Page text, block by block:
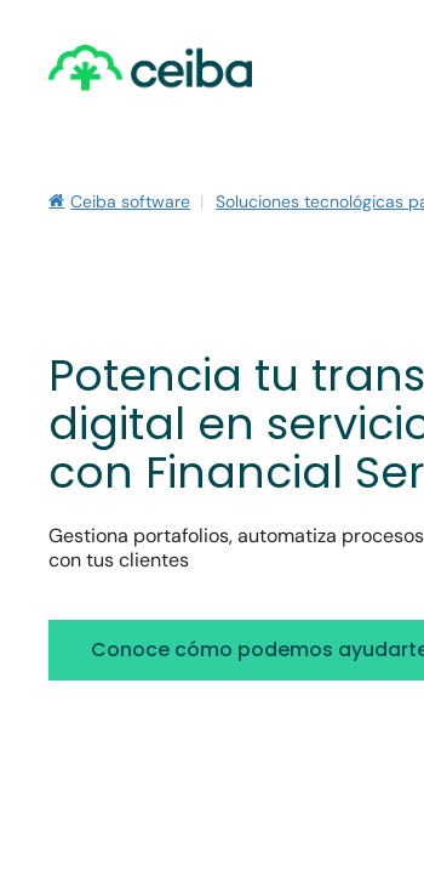
content
Ceiba software | Soluciones tecnológicas
Potencia tu
digital en
con Financial
Gestiona portafolios, automatiza
con tus clientes
Conoce cómo podemos